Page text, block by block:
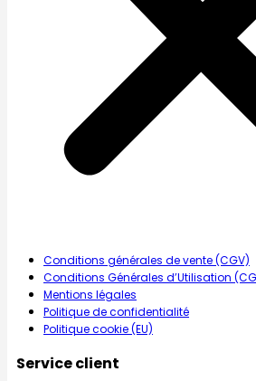
Conditions générales de vente (CGV)
Conditions Générales d’Utilisation
Mentions légales
Politique de confidentialité
Politique cookie (EU)
Service client